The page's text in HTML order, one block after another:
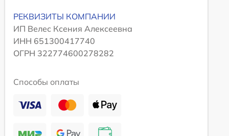
РЕКВИЗИТЫ КОМПАНИИ
ИП Велес Ксения Алексеевна
ИНН 651300417740
ОГРН 322774600278282
Способы оплаты